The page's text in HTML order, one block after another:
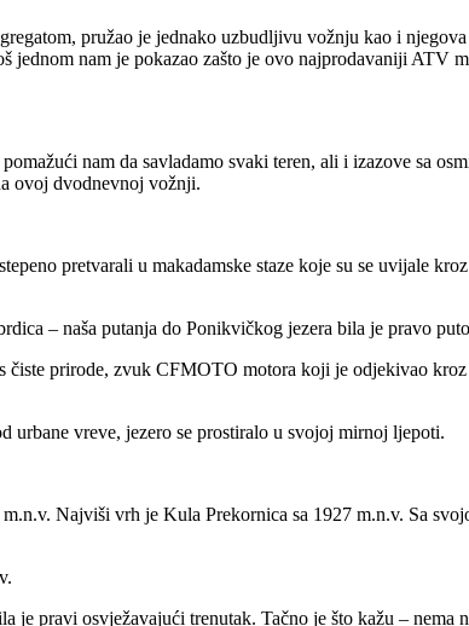
pružao je jednako uzbudljivu vožnju kao i
jednom nam je pokazao zašto je ovo najprodavaniji ATV
nam da savladamo svaki teren, ali i izazove sa
ovoj dvodnevnoj vožnji.
pretvarali u makadamske staze koje su se uvijale
– naša putanja do Ponikvičkog jezera bila je pravo
prirode, zvuk CFMOTO motora koji je odjekivao
urbane vreve, jezero se prostiralo u svojoj mirnoj ljepoti.
Najviši vrh je Kula Prekornica sa 1927 m.n.v. Sa
pravi osvježavajući trenutak. Tačno je što kažu – nema